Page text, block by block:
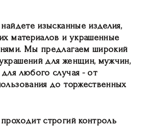
изысканные изделия,
материалов и украшенные
Мы предлагаем широкий
для женщин, мужчин,
любого случая - от
до торжественных
строгий контроль